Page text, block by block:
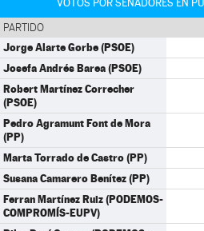
VOTOS POR SENADORES EN
PARTIDO
Jorge Alarte Gorbe (PSOE)
Josefa Andrés Barea (PSOE)
Robert Martínez Correcher
(PSOE)
Pedro Agramunt Font de Mora
(PP)
Marta Torrado de Castro (PP)
Susana Camarero Benítez (PP)
Ferran Martínez Ruiz (PODEMOS-
COMPROMÍS-EUPV)